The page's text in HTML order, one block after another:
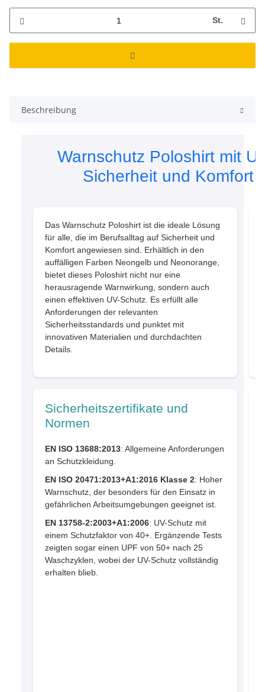
St.
Beschreibung
Warnschutz Poloshirt mit
Sicherheit und Komfort
Das Warnschutz Poloshirt ist die ideale Lösung
für alle, die im Berufsalltag auf Sicherheit und
Komfort angewiesen sind. Erhältlich in den
auffälligen Farben Neongelb und Neonorange,
bietet dieses Poloshirt nicht nur eine
herausragende Warnwirkung, sondern auch
einen effektiven UV-Schutz. Es erfüllt alle
Anforderungen der relevanten
Sicherheitsstandards und punktet mit
innovativen Materialien und durchdachten
Details.
Sicherheitszertifikate und
Normen
EN ISO 13688:2013: Allgemeine Anforderungen
an Schutzkleidung.
EN ISO 20471:2013+A1:2016 Klasse 2: Hoher
Warnschutz, der besonders für den Einsatz in
gefährlichen Arbeitsumgebungen geeignet ist.
EN 13758-2:2003+A1:2006: UV-Schutz mit
einem Schutzfaktor von 40+. Ergänzende Tests
zeigten sogar einen UPF von 50+ nach 25
Waschzyklen, wobei der UV-Schutz vollständig
erhalten blieb.